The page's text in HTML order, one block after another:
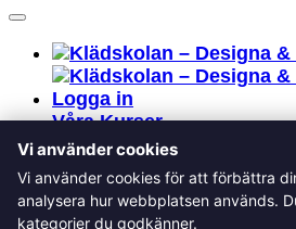
Logga in
Våra Kurser
Alla kan sy
Rita egna mönster
Om skolan
FAQ
Vi använder cookies
Vi använder cookies för att förbättra
analysera hur webbplatsen används.
kategorier du godkänner.